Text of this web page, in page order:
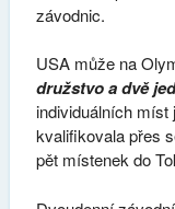
závodnic.
USA může na
družstvo a dvě
individuálních míst
kvalifikovala přes
pět místenek do